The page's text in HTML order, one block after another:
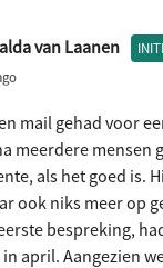
van Laanen
mail gehad voor
meerdere mensen
als het goed is.
ook niks meer op
bespreking,
april. Aangezien